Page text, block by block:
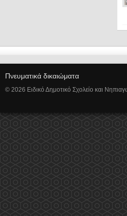
Πνευματικά δικαιώματα
© 2026 Ειδικό Δημοτικό Σχολείο και